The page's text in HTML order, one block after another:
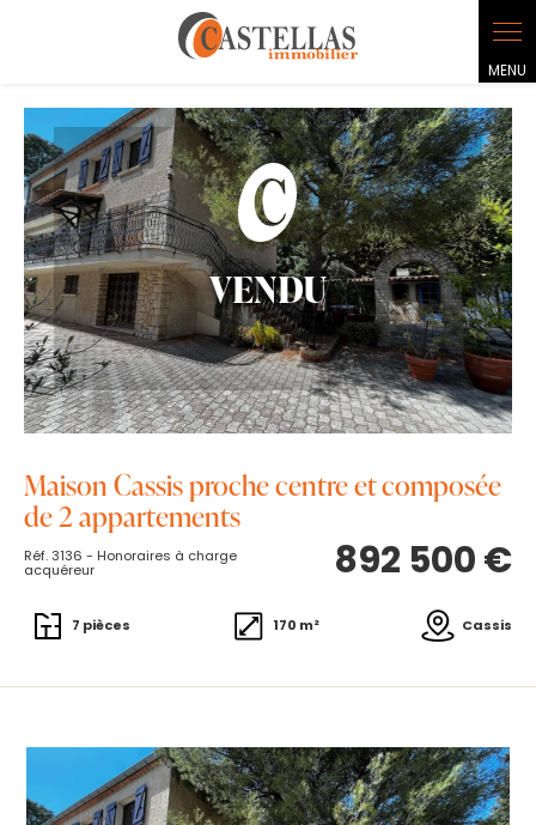
VENDU
Maison Cassis proche centre et composée
de 2 appartements
892 500 €
Réf. 3136 - Honoraires à charge
acquéreur
7 pièces 170 m² Cassis
Panneau de gestion des cookies